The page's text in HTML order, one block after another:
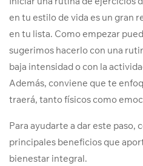
en tu estilo de vida es un gran
en tu lista. Como empezar
sugerimos hacerlo con una
baja intensidad o con la
Además, conviene que te
traerá, tanto físicos como
Para ayudarte a dar este
principales beneficios que
bienestar integral.